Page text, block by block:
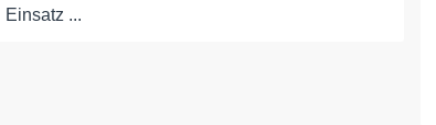
Einsatz ...